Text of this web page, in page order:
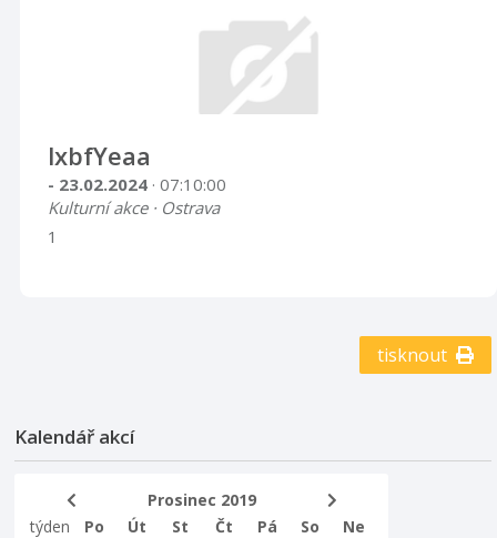
lxbfYeaa
- 23.02.2024 · 07:10:00
Kulturní akce · Ostrava
1
tisknout
Kalendář akcí
Prosinec 2019
týden
Po Út St Čt Pá So
Ne